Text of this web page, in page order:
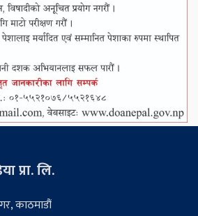
प्रा. लि.
काठमाडौं